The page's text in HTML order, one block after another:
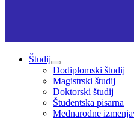
Študij
Dodiplomski študij
Magistrski študij
Doktorski študij
Študentska pisarna
Mednarodne